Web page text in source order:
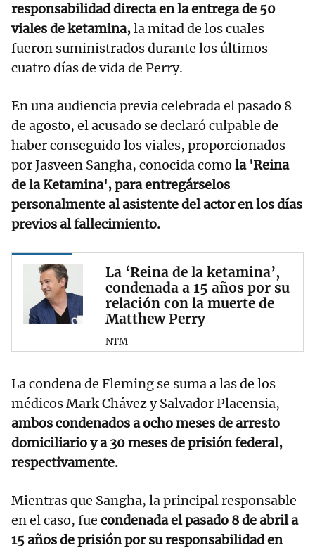
responsabilidad directa en la entrega de 50
viales de ketamina,la mitad de los cuales
fueron suministrados durante los últimos
cuatro días de vida de Perry.
En una audiencia previa celebrada el pasado 8
de agosto, el acusado se declaró culpable de
haber conseguido los viales, proporcionados
por Jasveen Sangha, conocida como la 'Reina
de la Ketamina', para entregárselos
personalmente al asistente del actor en los días
previos al fallecimiento.
La ‘Reina de la ketamina’,
condenada a 15 años por su
relación con la muerte de
Matthew Perry
NTM
La condena de Fleming se suma a las de los
médicos Mark Chávez y Salvador Placensia,
ambos condenados a ocho meses de arresto
domiciliario y a 30 meses de prisión federal,
respectivamente.
Mientras que Sangha, la principal responsable
en el caso, fue condenada el pasado 8 de abril a
15 años de prisión por su responsabilidad en